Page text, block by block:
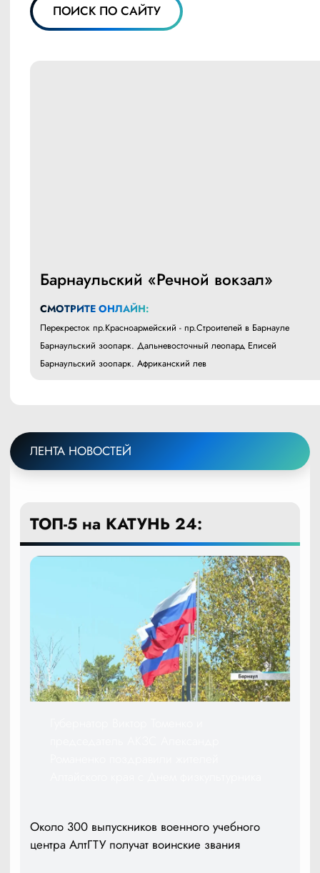
ПОИСК ПО САЙТУ
Барнаульский «Речной вокзал»
СМОТРИТЕ ОНЛАЙН:
Перекресток пр.Красноармейский - пр.Строителей в Барнауле
Барнаульский зоопарк. Дальневосточный леопард Елисей
Барнаульский зоопарк. Африканский лев
ЛЕНТА НОВОСТЕЙ
ТОП-5 на КАТУНЬ 24:
Около 300 выпускников военного учебного
центра АлтГТУ получат воинские звания